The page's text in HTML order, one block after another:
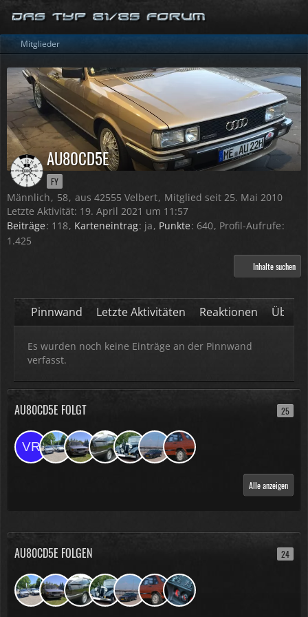
Mitglieder
AU80CD5E
FY
Männlich 58 aus 42555 Velbert Mitglied seit 25. Mai 2010
Letzte Aktivität: 19. April 2021 um 11:57
Beiträge 118 Karteneintrag ja Punkte 640 Profil-Aufrufe
1.425
Inhalte suchen
Pinnwand Letzte Aktivitäten Reaktionen Über
Es wurden noch keine Einträge an der Pinnwand
verfasst.
AU80CD5E FOLGT 25
Alle anzeigen
AU80CD5E FOLGEN 24